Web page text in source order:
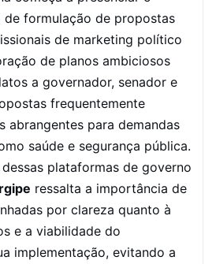
formulação de propostas
de marketing político
de planos ambiciosos
a governador, senador e
frequentemente
abrangentes para demandas
saúde e segurança pública.
plataformas de governo
ressalta a importância de
por clareza quanto à
e a viabilidade do
implementação, evitando a